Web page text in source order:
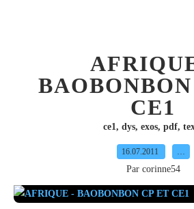
CE1
ce1, dys, exos, pdf,
16.07.2011 …
Par corinne54